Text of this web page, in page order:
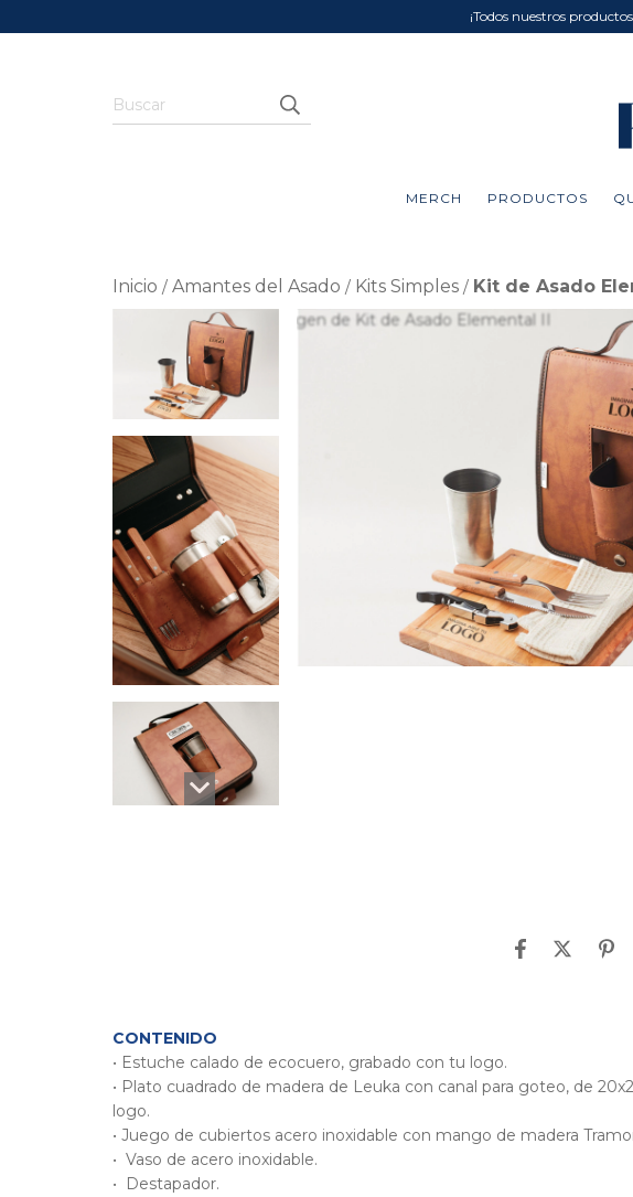
¡Todos nuestros
MERCH PRODUCTOS
Inicio / Amantes del Asado / Kits Simples / Kit de Asado
CONTENIDO
• Estuche calado de ecocuero, grabado con tu logo.
• Plato cuadrado de madera de Leuka con canal para goteo, de
logo.
• Juego de cubiertos acero inoxidable con mango de madera
• Vaso de acero inoxidable.
• Destapador.